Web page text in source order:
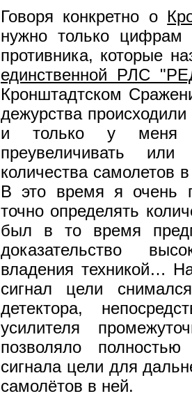
Говоря конкретно о
нужно только цифрам
противника, которые
единственной РЛС
Кронштадтском
дежурства
и только у меня
преувеличивать
количества самолетов
В это время я очень
точно определять
был в то время
доказательство
владения техникой…
сигнал цели
детектора,
усилителя
позволяло
сигнала цели для
самолётов в ней.